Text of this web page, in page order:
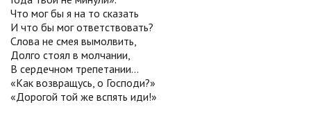
Что мог бы я на то сказать
И что бы мог ответствовать?
Слова не смея вымолвить,
Долго стоял в молчании,
В сердечном трепетании...
«Как возвращусь, о Господи?»
«Дорогой той же вспять иди!»